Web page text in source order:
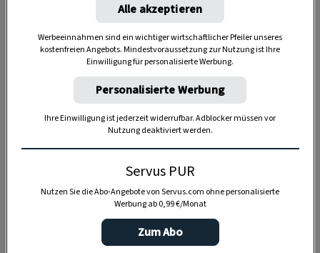
Anzeige
Alle akzeptieren
Werbeeinnahmen sind ein wichtiger wirtschaftlicher Pfeiler unseres
kostenfreien Angebots. Mindestvoraussetzung zur Nutzung ist Ihre
Einwilligung für personalisierte Werbung.
Personalisierte Werbung
Ihre Einwilligung ist jederzeit widerrufbar. Adblocker müssen vor
Nutzung deaktiviert werden.
Servus PUR
Nutzen Sie die Abo-Angebote von Servus.com ohne personalisierte
Werbung ab 0,99 €/Monat
Zum Abo